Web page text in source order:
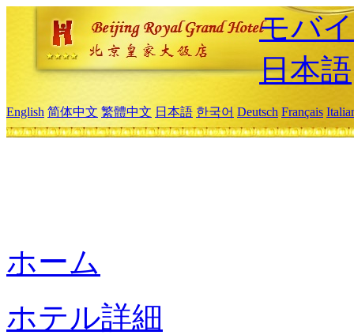
モバ
日本語
English 简体中文 繁體中文 日本語 한국어 Deutsch Français
ホーム
ホテル詳細